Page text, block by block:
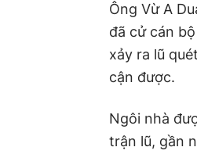
Ông Vừ A
đã cử cán
xảy ra lũ
cận được.
Ngôi nhà
trận lũ, gần